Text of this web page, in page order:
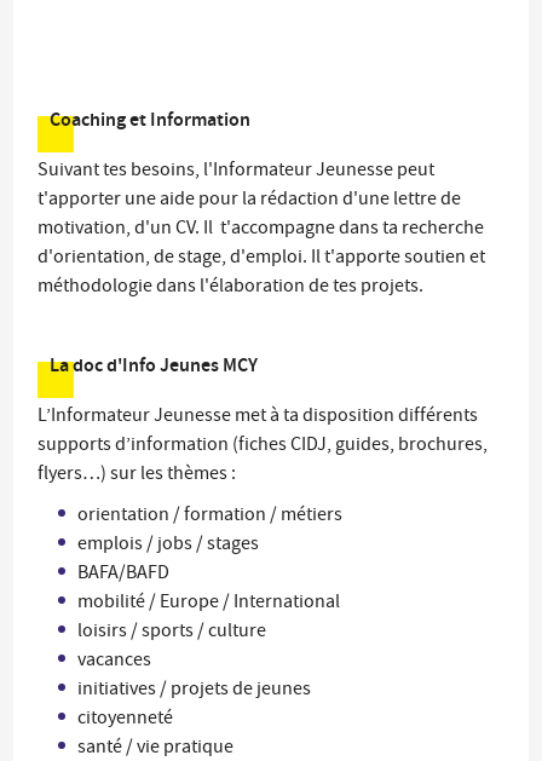
Coaching et Information
Suivant tes besoins, l'Informateur Jeunesse peut
t'apporter une aide pour la rédaction d'une lettre de
motivation, d'un CV. Il t'accompagne dans ta recherche
d'orientation, de stage, d'emploi. Il t'apporte soutien et
méthodologie dans l'élaboration de tes projets.
La doc d'Info Jeunes MCY
L’Informateur Jeunesse met à ta disposition différents
supports d’information (fiches CIDJ, guides, brochures,
flyers…) sur les thèmes :
orientation / formation / métiers
emplois / jobs / stages
BAFA/BAFD
mobilité / Europe / International
loisirs / sports / culture
vacances
initiatives / projets de jeunes
citoyenneté
santé / vie pratique